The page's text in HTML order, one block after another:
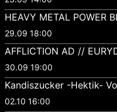
HEAVY METAL POWER
29.09 18:00
AFFLICTION AD //
30.09 19:00
Kandiszucker -Hektik-
02.10 16:00